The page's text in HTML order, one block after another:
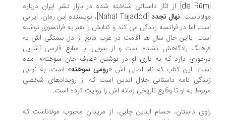
de Rûmi] از آثار داستانی شناخته شده در بازار نشر ایران درباره
نهال تجدد
[Nahal Tajadod]، نویسنده این رمان، ایرانی
اما در فرانسه زندگی می کند و کتابش را هم به فرانسوی نوشته
بااین حال سال ها اقامت در غرب مانع از دل بستگی اش به
زادگاهش نشده است و از سویی، با منابع فارسی آشنایی
دارد که به یاری او در نوشتن «عارف جان سوخته» آمده
این کتاب که نام اصلی اش « رومی سوخته » است، به نوعی
نامه داستانی جلال الدین است که از رویدادهای شخصی
به او تا وقایع تاریخی زمانه اش را روایت کرده است.
داستان، حسام الدین چلبی، از مریدان محبوب مولاناست که